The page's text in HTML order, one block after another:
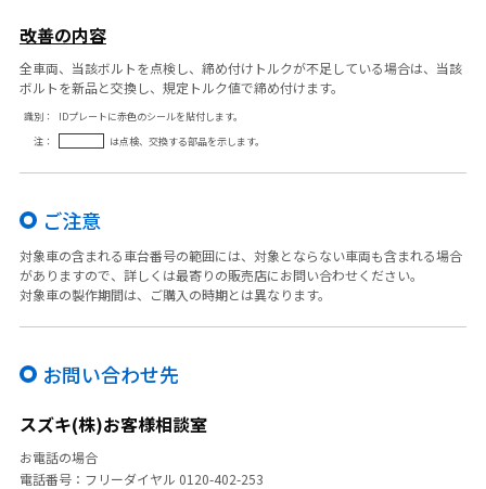
改善の内容
全車両、当該ボルトを点検し、締め付けトルクが不足している場合は、当該
ボルトを新品と交換し、規定トルク値で締め付けます。
識別：
IDプレートに赤色のシールを貼付します。
注：
は点検、交換する部品を示します。
ご注意
対象車の含まれる車台番号の範囲には、対象とならない車両も含まれる場合
がありますので、詳しくは最寄りの販売店にお問い合わせください。
対象車の製作期間は、ご購入の時期とは異なります。
お問い合わせ先
スズキ(株)お客様相談室
お電話の場合
電話番号：フリーダイヤル 0120-402-253